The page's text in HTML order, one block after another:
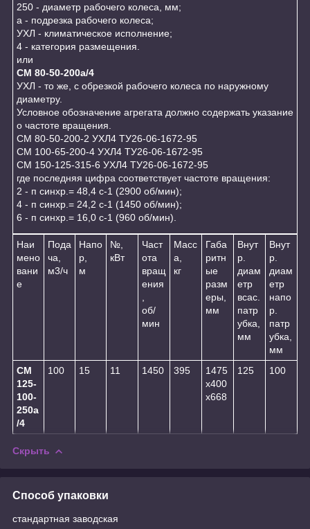
250 - диаметр рабочего колеса, мм;
a - подрезка рабочего колеса;
УХЛ - климатическое исполнение;
4 - категория размещения.
или
СМ 80-50-200a/4
УХЛ - то же, с обрезкой рабочего колеса по наружному
диаметру.
Условное обозначение агрегата должно содержать указание
о частоте вращения.
СМ 80-50-200-2 УХЛ4 ТУ26-06-1672-95
СМ 100-65-200-4 УХЛ4 ТУ26-06-1672-95
СМ 150-125-315-6 УХЛ4 ТУ26-06-1672-95
где последняя цифра соответствует частоте вращения:
2 - п синхр.= 48,4 с-1 (2900 об/мин);
4 - п синхр.= 24,2 с-1 (1450 об/мин);
6 - п синхр.= 16,0 с-1 (960 об/мин).
Наи
мено
вани
е
Пода
ча,
м3/ч
Напо
р,
м
№,
кВт
Част
ота
вращ
ения
об/
мин
Масс
а,
кг
Габа
ритн
ые
разм
еры,
мм
Внут
р.
диам
етр
всас.
патр
убка,
мм
Внут
р.
диам
етр
напо
р.
патр
убка,
мм
СМ
125-
100-
250а
/4
100 15 11 1450 395
1475
х400
х668
125 100
Скрыть
Способ упаковки
стандартная заводская